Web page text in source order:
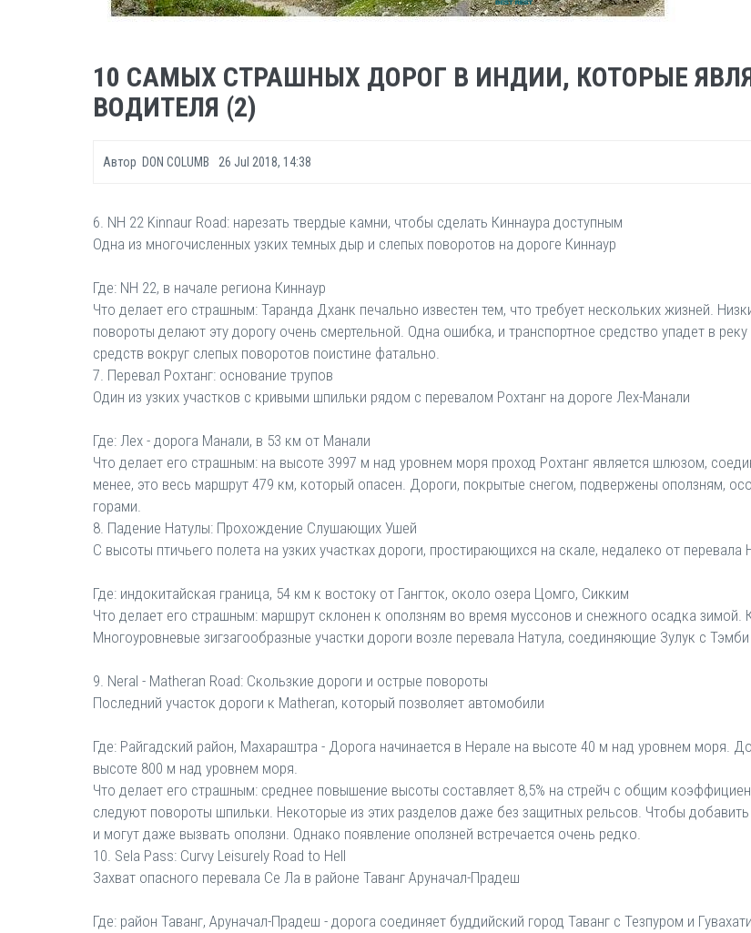
10 САМЫХ СТРАШНЫХ ДОРОГ В ИНДИИ, КОТОРЫЕ
ВОДИТЕЛЯ (2)
Автор DON COLUMB 26 Jul 2018, 14:38
6. NH 22 Kinnaur Road: нарезать твердые камни, чтобы сделать Киннаура доступным
Одна из многочисленных узких темных дыр и слепых поворотов на дороге Киннаур
Где: NH 22, в начале региона Киннаур
Что делает его страшным: Таранда Дханк печально известен тем, что требует нескольких жизней.
повороты делают эту дорогу очень смертельной. Одна ошибка, и транспортное средство упадет в
средств вокруг слепых поворотов поистине фатально.
7. Перевал Рохтанг: основание трупов
Один из узких участков с кривыми шпильки рядом с перевалом Рохтанг на дороге Лех-Манали
Где: Лех - дорога Манали, в 53 км от Манали
Что делает его страшным: на высоте 3997 м над уровнем моря проход Рохтанг является шлюзом,
менее, это весь маршрут 479 км, который опасен. Дороги, покрытые снегом, подвержены оползням,
горами.
8. Падение Натулы: Прохождение Слушающих Ушей
С высоты птичьего полета на узких участках дороги, простирающихся на скале, недалеко от перевала
Где: индокитайская граница, 54 км к востоку от Гангток, около озера Цомго, Сикким
Что делает его страшным: маршрут склонен к оползням во время муссонов и снежного осадка зимой.
Многоуровневые зигзагообразные участки дороги возле перевала Натула, соединяющие Зулук с Тэмби
9. Neral - Matheran Road: Скользкие дороги и острые повороты
Последний участок дороги к Matheran, который позволяет автомобили
Где: Райгадский район, Махараштра - Дорога начинается в Нерале на высоте 40 м над уровнем моря.
высоте 800 м над уровнем моря.
Что делает его страшным: среднее повышение высоты составляет 8,5% на стрейч с общим
следуют повороты шпильки. Некоторые из этих разделов даже без защитных рельсов. Чтобы
и могут даже вызвать оползни. Однако появление оползней встречается очень редко.
10. Sela Pass: Curvy Leisurely Road to Hell
Захват опасного перевала Се Ла в районе Таванг Аруначал-Прадеш
Где: район Таванг, Аруначал-Прадеш - дорога соединяет буддийский город Таванг с Тезпуром и